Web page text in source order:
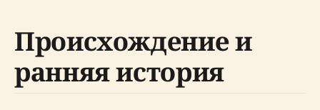
Происхождение и
ранняя история